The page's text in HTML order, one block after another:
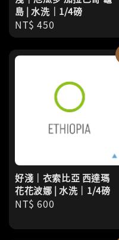
島 | 水洗｜1/4磅
Regular
price
NT$ 450
好淺｜衣索比亞 西達瑪
花花波娜 | 水洗｜1/4磅
Regular
NT$ 600